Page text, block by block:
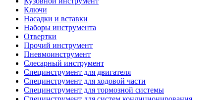
Ключи
Насадки и вставки
Наборы инструмента
Отвертки
Прочий инструмент
Пневмоинструмент
Слесарный инструмент
Специнструмент для двигателя
Специнструмент для ходовой части
Специнструмент для тормозной системы